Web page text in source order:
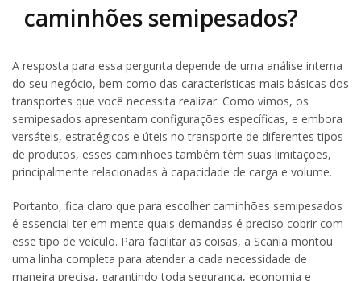
caminhões semipesados?
A resposta para essa pergunta depende de uma análise interna
do seu negócio, bem como das características mais básicas dos
transportes que você necessita realizar. Como vimos, os
semipesados apresentam configurações específicas, e embora
versáteis, estratégicos e úteis no transporte de diferentes tipos
de produtos, esses caminhões também têm suas limitações,
principalmente relacionadas à capacidade de carga e volume.
Portanto, fica claro que para escolher caminhões semipesados
é essencial ter em mente quais demandas é preciso cobrir com
esse tipo de veículo. Para facilitar as coisas, a Scania montou
uma linha completa para atender a cada necessidade de
maneira precisa, garantindo toda segurança, economia e